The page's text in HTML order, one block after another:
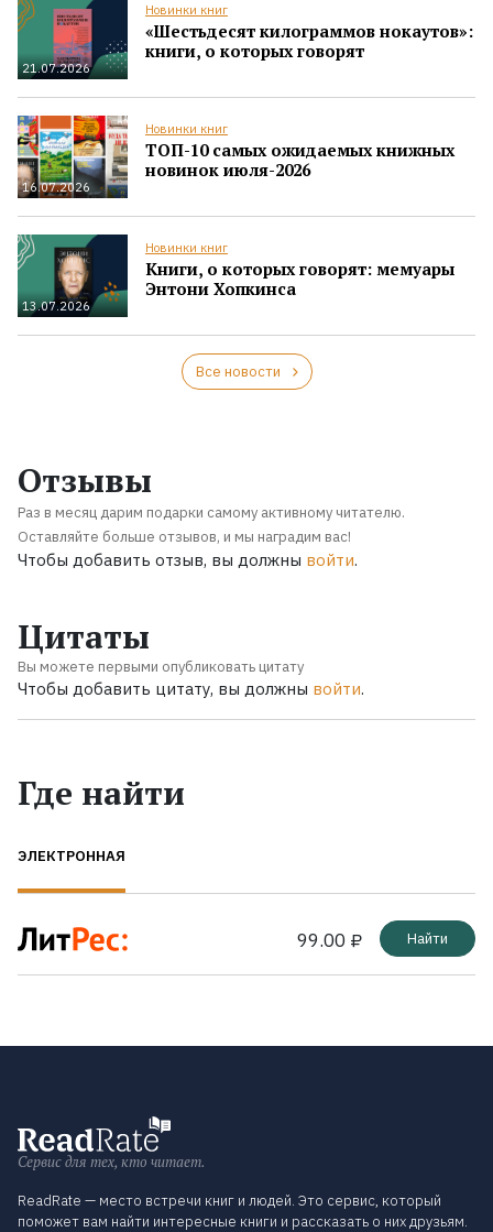
21.07.2026
Новинки книг
«Шестьдесят килограммов нокаутов»:
книги, о которых говорят
16.07.2026
Новинки книг
ТОП-10 самых ожидаемых книжных
новинок июля-2026
13.07.2026
Новинки книг
Книги, о которых говорят: мемуары
Энтони Хопкинса
Все новости
Отзывы
Раз в месяц дарим подарки самому активному читателю.
Оставляйте больше отзывов, и мы наградим вас!
Чтобы добавить отзыв, вы должны войти.
Цитаты
Вы можете первыми опубликовать цитату
Чтобы добавить цитату, вы должны войти.
Где найти
ЭЛЕКТРОННАЯ
99.00 ₽ Найти
Сервис для тех, кто читает.
ReadRate — место встречи книг и людей. Это сервис, который
поможет вам найти интересные книги и рассказать о них друзьям.